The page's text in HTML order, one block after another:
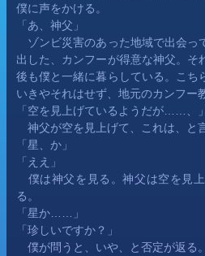
僕に声をかける。
「あ、神父」
ゾンビ災害のあった地域で出会っ
出した、カンフーが得意な神父。そ
後も僕と一緒に暮らしている。こち
いきやそれはせず、地元のカンフー
「空を見上げているようだが……、」
神父が空を見上げて、これは、と
「星、か」
「ええ」
僕は神父を見る。神父は空を見
る。
「星か……」
「珍しいですか？」
僕が問うと、いや、と否定が返る。